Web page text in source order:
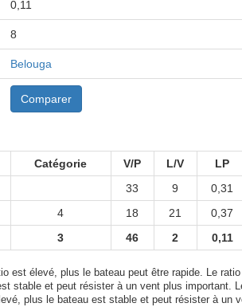
0,11
8
Belouga
Comparer
Catégorie V/P L/V LP
33 9 0,31
4 18 21 0,37
3 46 2 0,11
est élevé, plus le bateau peut être rapide. Le
stable et peut résister à un vent plus important.
plus le bateau est stable et peut résister à un